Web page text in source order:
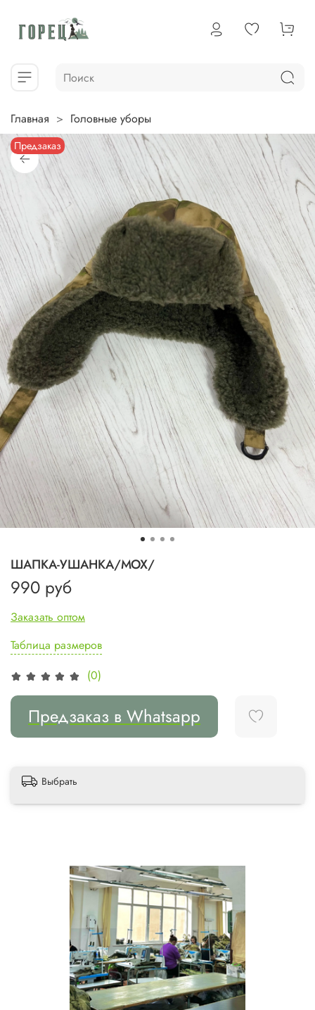
Главная Головные уборы
Предзаказ
(0)
ШАПКА-УШАНКА/МОХ/
990 руб
Заказать оптом
Таблица размеров
Предзаказ в Whatsapp
Выбрать